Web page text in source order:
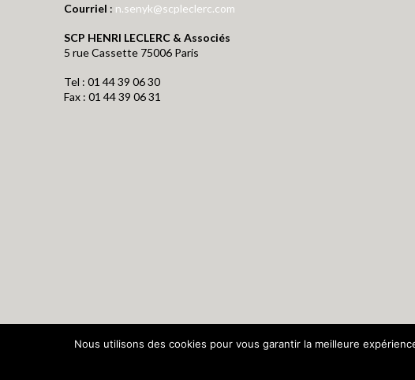
Courriel : n.senyk@scpleclerc.com
SCP HENRI LECLERC & Associés
5 rue Cassette 75006 Paris
Tel : 01 44 39 06 30
Fax : 01 44 39 06 31
Directeur de
Nous utilisons des cookies pour vous garantir la meilleure